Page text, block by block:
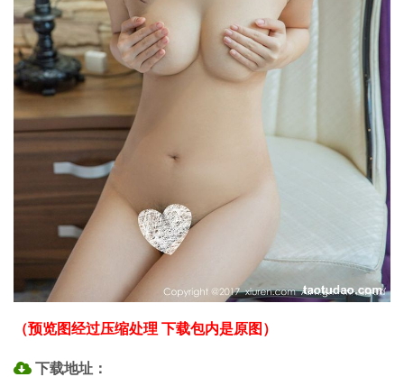
（预览图经过压缩处理 下载包内是原图）
下载地址：